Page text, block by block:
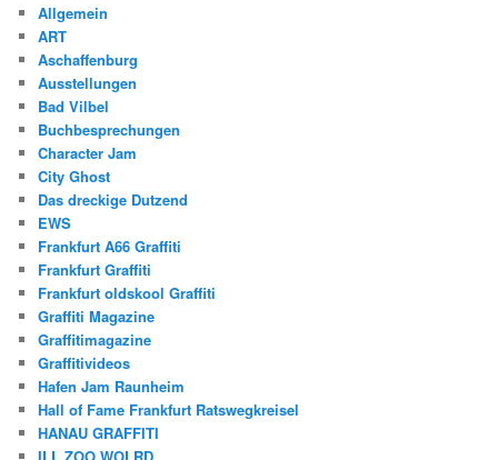
Allgemein
ART
Aschaffenburg
Ausstellungen
Bad Vilbel
Buchbesprechungen
Character Jam
City Ghost
Das dreckige Dutzend
EWS
Frankfurt A66 Graffiti
Frankfurt Graffiti
Frankfurt oldskool Graffiti
Graffiti Magazine
Graffitimagazine
Graffitivideos
Hafen Jam Raunheim
Hall of Fame Frankfurt Ratswegkreisel
HANAU GRAFFITI
ILL ZOO WOLRD